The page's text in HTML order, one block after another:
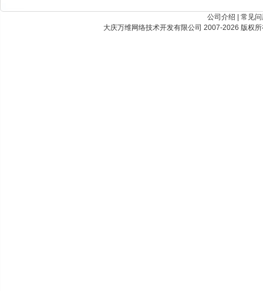
公司介绍
常见
大庆万维网络技术开发有限公司 2007-2026 版权